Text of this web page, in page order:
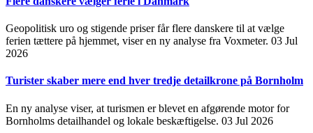
Geopolitisk uro og stigende priser får flere danskere til at vælge
ferien tættere på hjemmet, viser en ny analyse fra Voxmeter. 03 Jul
2026
Turister skaber mere end hver tredje detailkrone på Bornholm
En ny analyse viser, at turismen er blevet en afgørende motor for
Bornholms detailhandel og lokale beskæftigelse. 03 Jul 2026